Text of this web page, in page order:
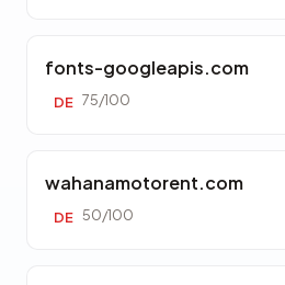
fonts-googleapis.com
DE 75/100
wahanamotorent.com
DE 50/100